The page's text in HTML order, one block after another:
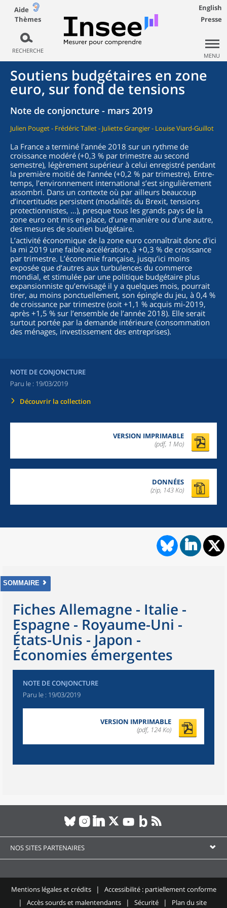
Aide
Thèmes
RECHERCHE
English
Presse
MENU
Soutiens budgétaires en zone
euro, sur fond de tensions
Note de conjoncture - mars 2019
Julien Pouget - Frédéric Tallet - Juliette Grangier - Louise Viard-Guillot
La France a terminé l’année 2018 sur un rythme de
croissance modéré (+0,3 % par trimestre au second
semestre), légèrement supérieur à celui enregistré pendant
la première moitié de l’année (+0,2 % par trimestre). Entre-
temps, l’environnement international s’est singulièrement
assombri. Dans un contexte où par ailleurs beaucoup
d’incertitudes persistent (modalités du Brexit, tensions
protectionnistes, …), presque tous les grands pays de la
zone euro ont mis en place, d’une manière ou d’une autre,
des mesures de soutien budgétaire.
L’activité économique de la zone euro connaîtrait donc d'ici
la mi 2019 une faible accélération, à +0,3 % de croissance
par trimestre. L’économie française, jusqu’ici moins
exposée que d’autres aux turbulences du commerce
mondial, et stimulée par une politique budgétaire plus
expansionniste qu’envisagé il y a quelques mois, pourrait
tirer, au moins ponctuellement, son épingle du jeu, à 0,4 %
de croissance par trimestre (soit +1,1 % acquis mi-2019,
après +1,5 % sur l’ensemble de l’année 2018). Elle serait
surtout portée par la demande intérieure (consommation
des ménages, investissement des entreprises).
NOTE DE CONJONCTURE
Paru le : 19/03/2019
Découvrir la collection
VERSION IMPRIMABLE
(pdf, 1 Mo)
DONNÉES
(zip, 143 Ko)
SOMMAIRE
Fiches Allemagne - Italie -
Espagne - Royaume-Uni -
États-Unis - Japon -
Économies émergentes
NOTE DE CONJONCTURE
Paru le : 19/03/2019
VERSION IMPRIMABLE
(pdf, 124 Ko)
NOS SITES PARTENAIRES
Mentions légales et crédits
Accessibilité : partiellement conforme
Accès sourds et malentendants
Sécurité Plan du site